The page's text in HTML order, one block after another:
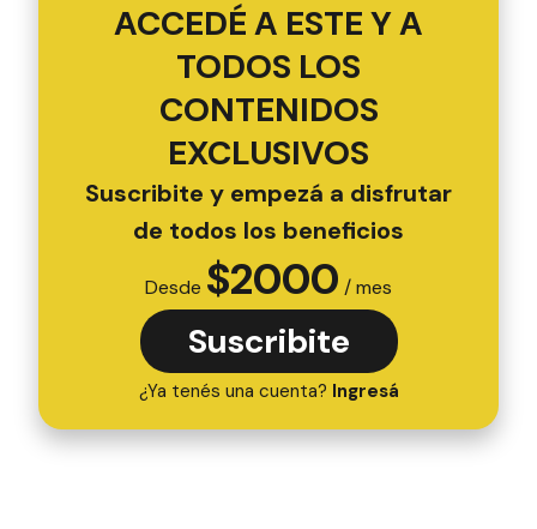
ACCEDÉ A ESTE Y A
TODOS LOS
CONTENIDOS
EXCLUSIVOS
Suscribite y empezá a disfrutar
de todos los beneficios
Desde $2000 / mes
Suscribite
¿Ya tenés una cuenta? Ingresá